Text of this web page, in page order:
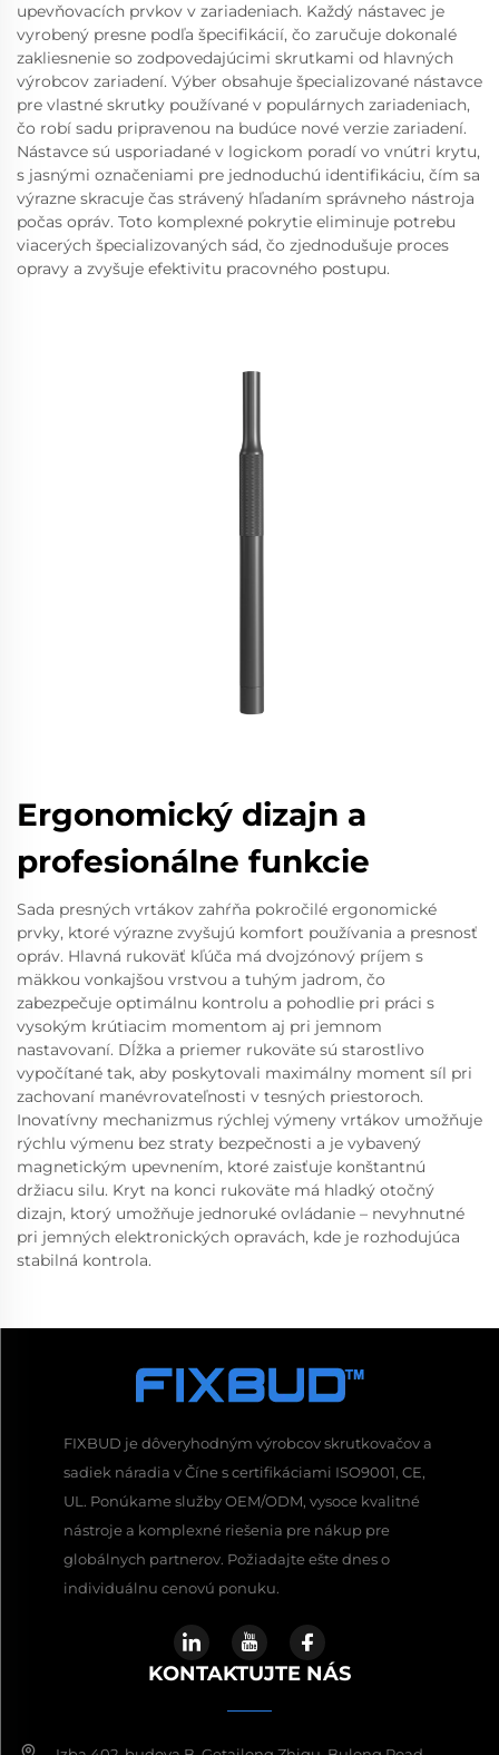
upevňovacích prvkov v zariadeniach. Každý nástavec je
vyrobený presne podľa špecifikácií, čo zaručuje dokonalé
zakliesnenie so zodpovedajúcimi skrutkami od hlavných
výrobcov zariadení. Výber obsahuje špecializované nástavce
pre vlastné skrutky používané v populárnych zariadeniach,
čo robí sadu pripravenou na budúce nové verzie zariadení.
Nástavce sú usporiadané v logickom poradí vo vnútri krytu,
s jasnými označeniami pre jednoduchú identifikáciu, čím sa
výrazne skracuje čas strávený hľadaním správneho nástroja
počas opráv. Toto komplexné pokrytie eliminuje potrebu
viacerých špecializovaných sád, čo zjednodušuje proces
opravy a zvyšuje efektivitu pracovného postupu.
Ergonomický dizajn a
profesionálne funkcie
Sada presných vrtákov zahŕňa pokročilé ergonomické
prvky, ktoré výrazne zvyšujú komfort používania a presnosť
opráv. Hlavná rukoväť kľúča má dvojzónový príjem s
mäkkou vonkajšou vrstvou a tuhým jadrom, čo
zabezpečuje optimálnu kontrolu a pohodlie pri práci s
vysokým krútiacim momentom aj pri jemnom
nastavovaní. Dĺžka a priemer rukoväte sú starostlivo
vypočítané tak, aby poskytovali maximálny moment síl pri
zachovaní manévrovateľnosti v tesných priestoroch.
Inovatívny mechanizmus rýchlej výmeny vrtákov umožňuje
rýchlu výmenu bez straty bezpečnosti a je vybavený
magnetickým upevnením, ktoré zaisťuje konštantnú
držiacu silu. Kryt na konci rukoväte má hladký otočný
dizajn, ktorý umožňuje jednoruké ovládanie – nevyhnutné
pri jemných elektronických opravách, kde je rozhodujúca
stabilná kontrola.
FIXBUD je dôveryhodným výrobcov skrutkovačov a
sadiek náradia v Číne s certifikáciami ISO9001, CE,
UL. Ponúkame služby OEM/ODM, vysoce kvalitné
nástroje a komplexné riešenia pre nákup pre
globálnych partnerov. Požiadajte ešte dnes o
individuálnu cenovú ponuku.
KONTAKTUJTE NÁS